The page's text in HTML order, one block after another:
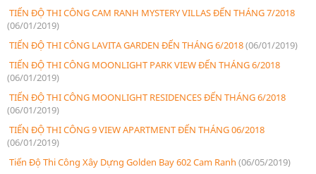
TIẾN ĐỘ THI CÔNG CAM RANH MYSTERY VILLAS ĐẾN THÁNG 7/2018
(06/01/2019)
TIẾN ĐỘ THI CÔNG LAVITA GARDEN ĐẾN THÁNG 6/2018(06/01/2019)
TIẾN ĐỘ THI CÔNG MOONLIGHT PARK VIEW ĐẾN THÁNG 6/2018
(06/01/2019)
TIẾN ĐỘ THI CÔNG MOONLIGHT RESIDENCES ĐẾN THÁNG 6/2018
(06/01/2019)
TIẾN ĐỘ THI CÔNG 9 VIEW APARTMENT ĐẾN THÁNG 06/2018
(06/01/2019)
Tiến Độ Thi Công Xây Dựng Golden Bay 602 Cam Ranh (06/05/2019)